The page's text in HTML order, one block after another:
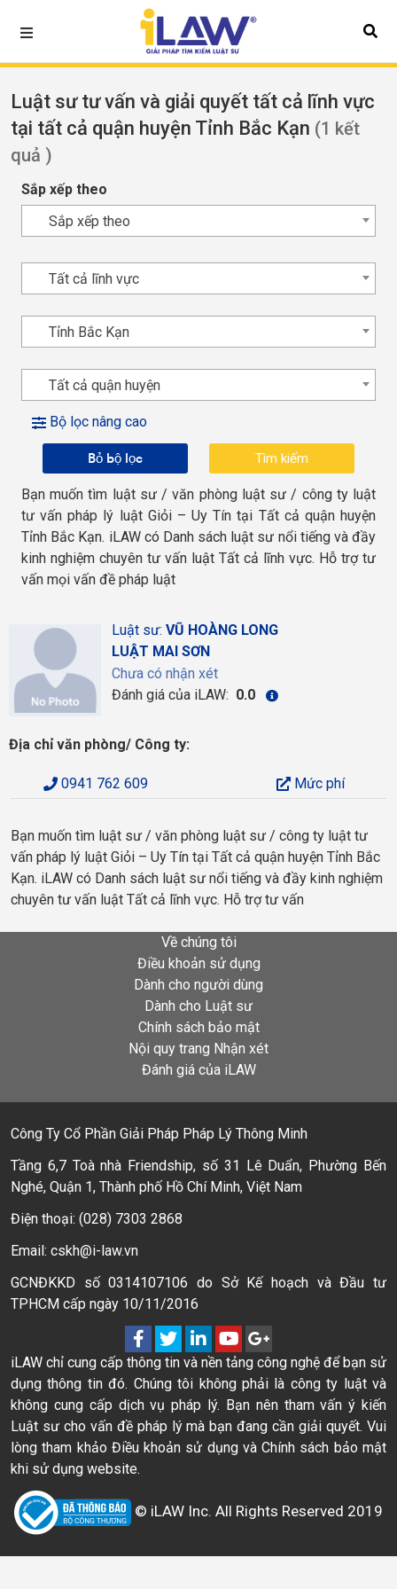
Luật sư tư vấn và giải quyết tất cả lĩnh vực
tại tất cả quận huyện Tỉnh Bắc Kạn (1 kết
quả )
Sắp xếp theo
Sắp xếp theo
Tất cả lĩnh vực
Tỉnh Bắc Kạn
Tất cả quận huyện
Bộ lọc nâng cao
Bỏ bộ lọc
Bạn muốn tìm luật sư / văn phòng luật sư / công ty luật
tư vấn pháp lý luật Giỏi – Uy Tín tại Tất cả quận huyện
Tỉnh Bắc Kạn. iLAW có Danh sách luật sư nổi tiếng và đầy
kinh nghiệm chuyên tư vấn luật Tất cả lĩnh vực. Hỗ trợ tư
vấn mọi vấn đề pháp luật
Luật sư: VŨ HOÀNG LONG
LUẬT MAI SƠN
Chưa có nhận xét
Đánh giá của iLAW: 0.0
Địa chỉ văn phòng/ Công ty:
0941 762 609 Mức phí
Bạn muốn tìm luật sư / văn phòng luật sư / công ty luật tư
vấn pháp lý luật Giỏi – Uy Tín tại Tất cả quận huyện Tỉnh Bắc
Kạn. iLAW có Danh sách luật sư nổi tiếng và đầy kinh nghiệm
chuyên tư vấn luật Tất cả lĩnh vực. Hỗ trợ tư vấn
Về chúng tôi
Điều khoản sử dụng
Dành cho người dùng
Dành cho Luật sư
Chính sách bảo mật
Nội quy trang Nhận xét
Đánh giá của iLAW
Công Ty Cổ Phần Giải Pháp Pháp Lý Thông Minh
Tầng 6,7 Toà nhà Friendship, số 31 Lê Duẩn, Phường Bến
Nghé, Quận 1, Thành phố Hồ Chí Minh, Việt Nam
Điện thoại: (028) 7303 2868
Email: cskh@i-law.vn
GCNĐKKD số 0314107106 do Sở Kế hoạch và Đầu tư
TPHCM cấp ngày 10/11/2016
iLAW chỉ cung cấp thông tin và nền tảng công nghệ để bạn sử
dụng thông tin đó. Chúng tôi không phải là công ty luật và
không cung cấp dịch vụ pháp lý. Bạn nên tham vấn ý kiến
Luật sư cho vấn đề pháp lý mà bạn đang cần giải quyết. Vui
lòng tham khảo Điều khoản sử dụng và Chính sách bảo mật
khi sử dụng website.
© iLAW Inc. All Rights Reserved 2019